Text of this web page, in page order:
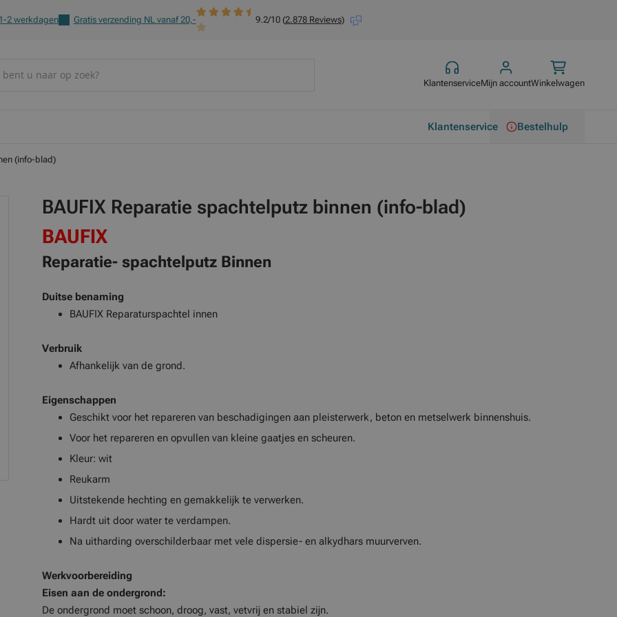
2 werkdagen Gratis verzending NL vanaf 20,- 9.2/10 (2.878 Reviews)
KlantenserviceMijn accountWinkelwagen
Klantenservice Bestelhulp
(info-blad)
BAUFIX Reparatie spachtelputz binnen (info-blad)
BAUFIX
Reparatie- spachtelputz Binnen
Duitse benaming
BAUFIX Reparaturspachtel innen
Verbruik
Afhankelijk van de grond.
Eigenschappen
Geschikt voor het repareren van beschadigingen aan pleisterwerk, beton en metselwerk binnenshuis.
Voor het repareren en opvullen van kleine gaatjes en scheuren.
Kleur: wit
Reukarm
Uitstekende hechting en gemakkelijk te verwerken.
Hardt uit door water te verdampen.
Na uitharding overschilderbaar met vele dispersie- en alkydhars muurverven.
Werkvoorbereiding
Eisen aan de ondergrond:
De ondergrond moet schoon, droog, vast, vetvrij en stabiel zijn.